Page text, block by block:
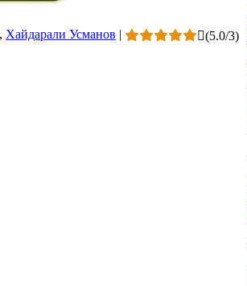
Хайдарали Усманов | (5.0/3)